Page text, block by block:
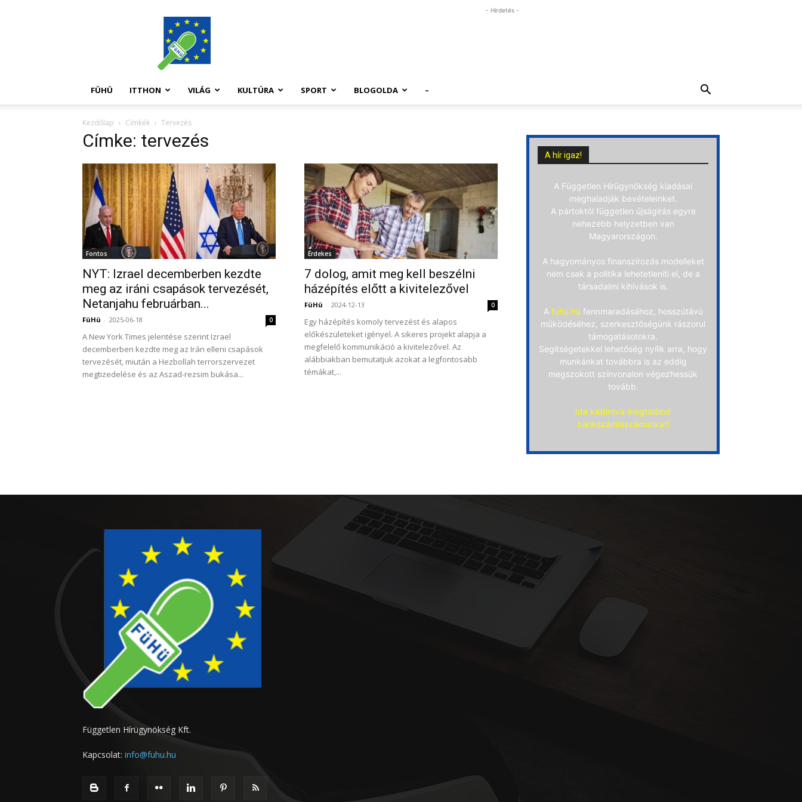
FüHü
- Hirdetés -
FÜHÜ ITTHON VILÁG KULTÚRA SPORT BLOGOLDA –
Kezdőlap Címkék Tervezés
Címke: tervezés
Fontos
NYT: Izrael decemberben kezdte
meg az iráni csapások tervezését,
Netanjahu februárban...
FüHü - 2025-06-18 0
A New York Times jelentése szerint Izrael
decemberben kezdte meg az Irán elleni csapások
tervezését, miután a Hezbollah terrorszervezet
megtizedelése és az Aszad-rezsim bukása...
Érdekes
7 dolog, amit meg kell beszélni
házépítés előtt a kivitelezővel
FüHü - 2024-12-13 0
Egy házépítés komoly tervezést és alapos
előkészületeket igényel. A sikeres projekt alapja a
megfelelő kommunikáció a kivitelezővel. Az
alábbiakban bemutatjuk azokat a legfontosabb
témákat,...
A hír igaz!
A Független Hírügynökség kiadásai
meghaladják bevételeinket.
A pártoktól független újságírás egyre
nehezebb helyzetben van
Magyarországon.
A hagyományos finanszírozás modelleket
nem csak a politika lehetetleníti el, de a
társadalmi kihívások is.
A fuhu.hu fennmaradásához, hosszútávú
működéséhez, szerkesztőségünk rászorul
támogatásotokra.
Segítségetekkel lehetőség nyílik arra, hogy
munkánkat továbbra is az eddig
megszokott színvonalon végezhessük
tovább.
Ide kattintva megtalálod
bankszámlaszámunkat!
Független Hírügynökség Kft.
Kapcsolat: info@fuhu.hu